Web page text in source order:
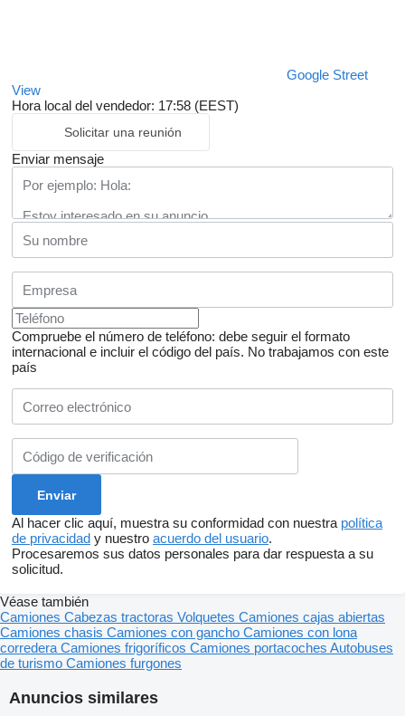
Google Street
View
Hora local del vendedor: 17:58 (EEST)
Solicitar una reunión
Enviar mensaje
Compruebe el número de teléfono: debe seguir el formato
internacional e incluir el código del país. No trabajamos con este
país
Al hacer clic aquí, muestra su conformidad con nuestra política
de privacidad y nuestro acuerdo del usuario.
Procesaremos sus datos personales para dar respuesta a su
solicitud.
Anuncios similares
Véase también
Camiones Cabezas tractoras Volquetes Camiones cajas abiertas
Camiones chasis Camiones con gancho Camiones con lona
corredera Camiones frigoríficos Camiones portacoches Autobuses
de turismo Camiones furgones